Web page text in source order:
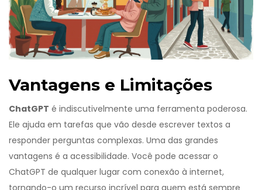
Vantagens e Limitações
ChatGPT é indiscutivelmente uma ferramenta poderosa.
Ele ajuda em tarefas que vão desde escrever textos a
responder perguntas complexas. Uma das grandes
vantagens é a acessibilidade. Você pode acessar o
ChatGPT de qualquer lugar com conexão à internet,